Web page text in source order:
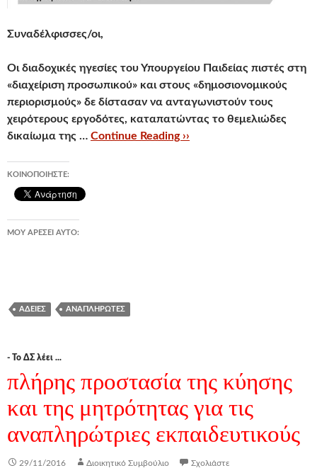
Συναδέλφισσες/οι,
Οι διαδοχικές ηγεσίες του Υπουργείου Παιδείας πιστές στη
«διαχείριση προσωπικού» και στους «δημοσιονομικούς
περιορισμούς» δε δίστασαν να ανταγωνιστούν τους
χειρότερους εργοδότες, καταπατώντας το θεμελιώδες
δικαίωμα της … Continue Reading ››
ΚΟΙΝΟΠΟΙΉΣΤΕ:
ΜΟΥ ΑΡΈΣΕΙ ΑΥΤΌ:
ΆΔΕΙΕΣ ΑΝΑΠΛΗΡΩΤΈΣ
- Το ΔΣ λέει ...
πλήρης προστασία της κύησης
και της μητρότητας για τις
αναπληρώτριες εκπαιδευτικούς
29/11/2016 Διοικητικό Συμβούλιο Σχολιάστε